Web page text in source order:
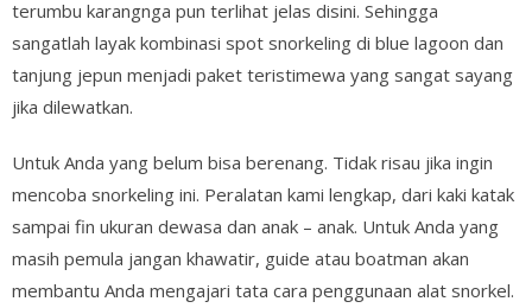
terumbu karangnga pun terlihat jelas disini. Sehingga
sangatlah layak kombinasi spot snorkeling di blue lagoon dan
tanjung jepun menjadi paket teristimewa yang sangat sayang
jika dilewatkan.
Untuk Anda yang belum bisa berenang. Tidak risau jika ingin
mencoba snorkeling ini. Peralatan kami lengkap, dari kaki katak
sampai fin ukuran dewasa dan anak – anak. Untuk Anda yang
masih pemula jangan khawatir, guide atau boatman akan
membantu Anda mengajari tata cara penggunaan alat snorkel.